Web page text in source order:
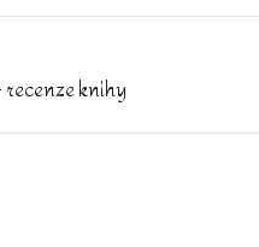
knihy